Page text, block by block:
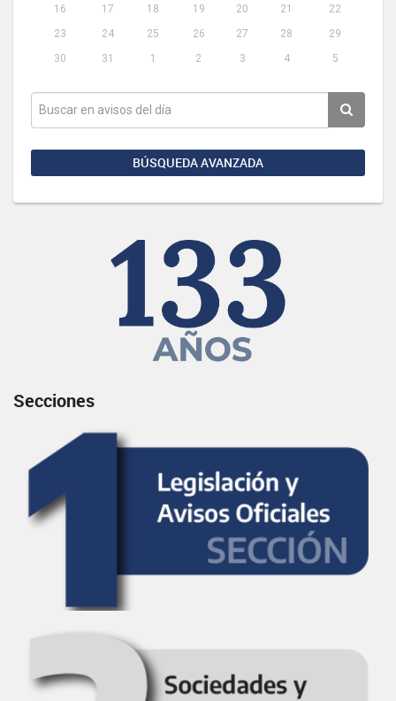
16
17 18 19 20 21
22
23
24 25 26 27 28
29
30
31 1 2 3 4 5
BÚSQUEDA AVANZADA
Secciones